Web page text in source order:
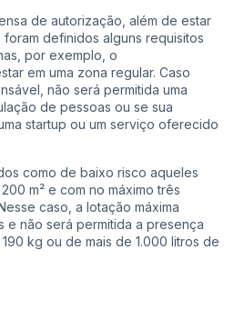
de autorização, além de estar
definidos alguns requisitos
por exemplo, o
em uma zona regular. Caso
não será permitida uma
de pessoas ou se sua
startup ou um serviço oferecido
como de baixo risco aqueles
m² e com no máximo três
caso, a lotação máxima
e não será permitida a presença
kg ou de mais de 1.000 litros de